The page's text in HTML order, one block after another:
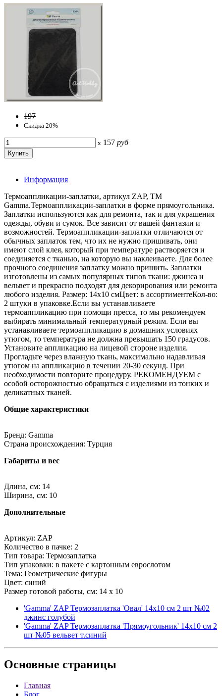
197
Скидка 20%
x 157 руб
Информация
Термоаппликации-заплатки, артикул ZAP, ТМ
Gamma.Термоаппликации-заплатки в форме прямоугольника.
Заплатки используются как для ремонта, так и для украшения
одежды, обуви и сумок. Все зависит от вашей фантазии и
возможностей. Термоаппликации-заплатки отличаются от
обычных заплаток тем, что их не нужно пришивать, они
имеют слой клея, который при температуре растворяется и
соединяется с тканью, на которую вы наклеиваете. Для более
прочного соединения заплатку можно пришить. Заплатки
изготовлены из самых популярных типов ткани: джинса и
вельвет и прекрасно подходят для декорирования или ремонта
любого изделия. Размер: 14х10 смЦвет: в ассортиментеКол-во:
2 штуки в упаковке.Если вы устанавливаете
термоаппликацию при помощи пресса, то мы рекомендуем
выбирать минимальный температурный режим. Если вы
устанавливаете термоаппликацию в домашних условиях
утюгом, то температура не должна превышать 150 градусов.
Установите аппликацию на лицевой стороне изделия.
Прогладьте через влажную ткань, максимально надавливая
утюгом на аппликацию в течении 20-30 секунд. При
необходимости повторите процедуру. РЕКОМЕНДУЕМ с
особой осторожностью обращаться с изделиями из тонких и
деликатных тканей.
Общие характеристики
Бренд: Gamma
Страна происхождения: Турция
Габариты и вес
Длина, см: 14
Ширина, см: 10
Дополнительные
Артикул: ZAP
Количество в пачке: 2
Тип товара: Термозаплатка
Тип упаковки: в пакете с картонным еврослотом
Тема: Геометрические фигуры
Цвет: синий
Размер готовой работы, см: 14 x 10
'Gamma' ZAP Термозаплатка 'Овал' 14х10 см 2 шт №02
джинс голубой
'Gamma' ZAP Термозаплатка 'Прямоугольник' 14х10 см 2
шт №05 вельвет т.синий
Основные страницы
Главная